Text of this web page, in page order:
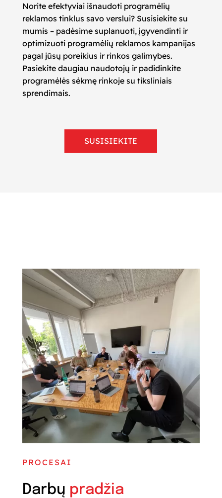
Norite efektyviai išnaudoti programėlių
reklamos tinklus savo verslui? Susisiekite su
mumis – padėsime suplanuoti, įgyvendinti ir
optimizuoti programėlių reklamos kampanijas
pagal jūsų poreikius ir rinkos galimybes.
Pasiekite daugiau naudotojų ir padidinkite
programėlės sėkmę rinkoje su tiksliniais
sprendimais.
SUSISIEKITE
PROCESAI
Darbų pradžia